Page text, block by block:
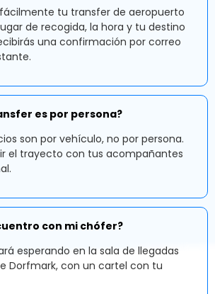
tu transfer de aeropuerto
de recogida, la hora y tu destino
una confirmación por correo
es por persona?
son por vehículo, no por persona.
el trayecto con tus acompañantes
con mi chófer?
esperando en la sala de llegadas
Dorfmark, con un cartel con tu